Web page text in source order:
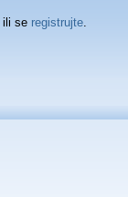
ili se registrujte.